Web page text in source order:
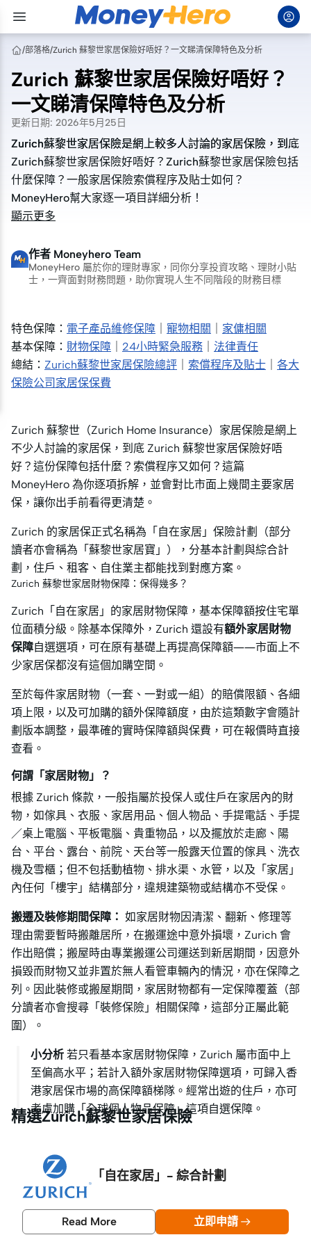
/部落格/Zurich 蘇黎世家居保險好唔好？一文睇清保障特色及分析
Zurich 蘇黎世家居保險好唔好？
一文睇清保障特色及分析
更新日期: 2026年5月25日
Zurich蘇黎世家居保險是網上較多人討論的家居保險，到底
Zurich蘇黎世家居保險好唔好？Zurich蘇黎世家居保險包括
什麼保障？一般家居保險索償程序及貼士如何？
MoneyHero幫大家逐一項目詳細分析！
Zurich蘇黎世家居保險是網上較多人討論的家居保險，到底
Zurich蘇黎世家居保險好唔好？Zurich蘇黎世家居保險包括
什麼保障？一般家居保險索償程序及貼士如何？
MoneyHero幫大家逐一項目詳細分析！
顯示更多
作者 Moneyhero Team
MoneyHero 屬於你的理財專家，同你分享投資攻略、理財小貼
士，一齊面對財務問題，助你實現人生不同階段的財務目標
特色保障： 電子產品維修保障 寵物相關
家傭相關
基本保障： 財物保障 24小時緊急服務
法律責任
總結： Zurich蘇黎世家居保險總評 索償程序及貼士
各大
保險公司家居保保費
Zurich 蘇黎世（Zurich Home Insurance）家居保險是網上
不少人討論的家居保，到底 Zurich 蘇黎世家居保險好唔
好？這份保障包括什麼？索償程序又如何？這篇
MoneyHero 為你逐項拆解，並會對比市面上幾間主要家居
保，讓你出手前看得更清楚。
Zurich 的家居保正式名稱為「自在家居」保險計劃（部分
讀者亦會稱為「蘇黎世家居寶」），分基本計劃與綜合計
劃，住戶、租客、自住業主都能找到對應方案。
Zurich 蘇黎世家居財物保障：保得幾多？
Zurich「自在家居」的家居財物保障，基本保障額按住宅單
位面積分級。除基本保障外，Zurich 還設有額外家居財物
保障自選選項，可在原有基礎上再提高保障額——市面上不
少家居保都沒有這個加購空間。
至於每件家居財物（一套、一對或一組）的賠償限額、各細
項上限，以及可加購的額外保障額度，由於這類數字會隨計
劃版本調整，最準確的實時保障額與保費，可在報價時直接
查看。
何謂「家居財物」？
根據 Zurich 條款，一般指屬於投保人或住戶在家居內的財
物，如傢具、衣服、家居用品、個人物品、手提電話、手提
／桌上電腦、平板電腦、貴重物品，以及擺放於走廊、陽
台、平台、露台、前院、天台等一般露天位置的傢具、洗衣
機及雪櫃；但不包括動植物、排水渠、水管，以及「家居」
內任何「樓宇」結構部分，違規建築物或結構亦不受保。
搬遷及裝修期間保障： 如家居財物因清潔、翻新、修理等
理由需要暫時搬離居所，在搬運途中意外損壞，Zurich 會
作出賠償；搬屋時由專業搬運公司運送到新居期間，因意外
損毀而財物又並非置於無人看管車輛內的情況，亦在保障之
列。因此裝修或搬屋期間，家居財物都有一定保障覆蓋（部
分讀者亦會搜尋「裝修保險」相關保障，這部分正屬此範
圍）。
小分析 若只看基本家居財物保障，Zurich 屬市面中上
至偏高水平；若計入額外家居財物保障選項，可歸入香
港家居保市場的高保障額梯隊。經常出遊的住戶，亦可
考慮加購「全球個人物品保障」這項自選保障。
精選Zurich蘇黎世家居保險
「自在家居」- 綜合計劃
Read More 立即申請